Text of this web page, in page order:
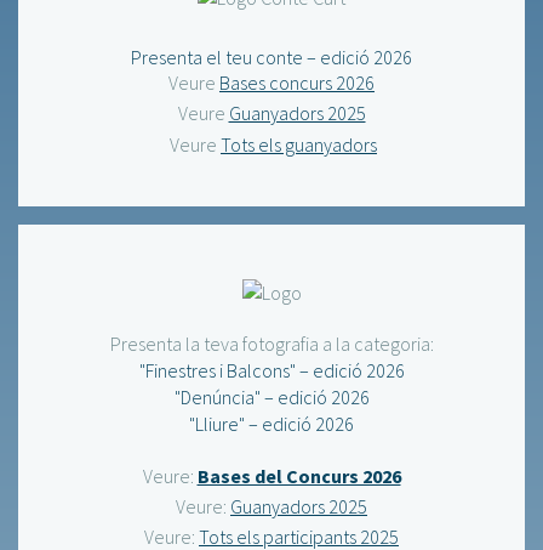
Presenta el teu conte – edició 2026
Veure Bases concurs 2026
Veure Guanyadors 2025
Veure Tots els guanyadors
Presenta la teva fotografia a la categoria:
"Finestres i Balcons" – edició 2026
"Denúncia" – edició 2026
"Lliure" – edició 2026
Veure: Bases del Concurs 2026
Veure: Guanyadors 2025
Veure: Tots els participants 2025